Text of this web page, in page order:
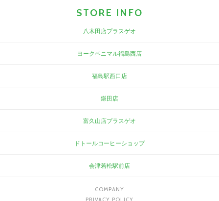
STORE INFO
八木田店プラスゲオ
ヨークベニマル福島西店
福島駅西口店
鎌田店
富久山店プラスゲオ
ドトールコーヒーショップ
会津若松駅前店
COMPANY
PRIVACY POLICY